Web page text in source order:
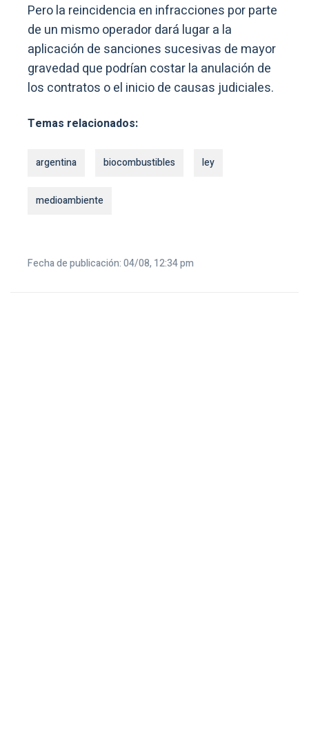
Pero la reincidencia en infracciones por parte
de un mismo operador dará lugar a la
aplicación de sanciones sucesivas de mayor
gravedad que podrían costar la anulación de
los contratos o el inicio de causas judiciales.
Temas relacionados:
argentina biocombustibles ley
medioambiente
Fecha de publicación: 04/08, 12:34 pm